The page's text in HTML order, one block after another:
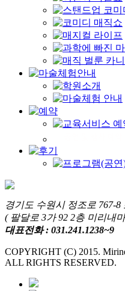
경기도 수원시 정조로 767-
( 팔달로 3가 92 2층 미리내
대표전화 : 031.241.1238~9
COPYRIGHT (C) 2015.
ALL RIGHTS RESERVED.